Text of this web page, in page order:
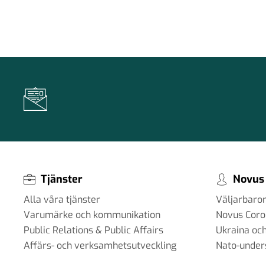
Tjänster
Alla våra tjänster
Varumärke och kommunikation
Public Relations & Public Affairs
Affärs- och verksamhetsutveckling
Novus
Ukraina
Nato-